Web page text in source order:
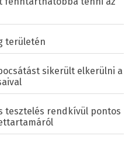
területén
sikerült elkerülni a
tesztelés rendkívül pontos